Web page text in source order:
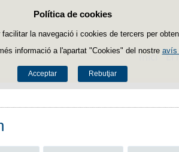
Política de cookies
la navegació i cookies de tercers per
informació a l'apartat "Cookies" del nostre avís
Acceptar Rebutjar
Passar al contingut
Inici El